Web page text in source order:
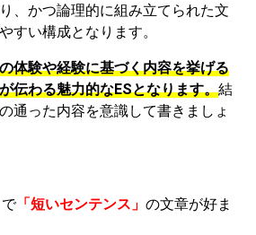
、かつ論理的に組み立てられた文
すい構成となります。
体験や経験に基づく内容を挙げる
伝わる魅力的なESとなります。結
通った内容を意識して書きましょ
で「短いセンテンス」 の文章が好ま